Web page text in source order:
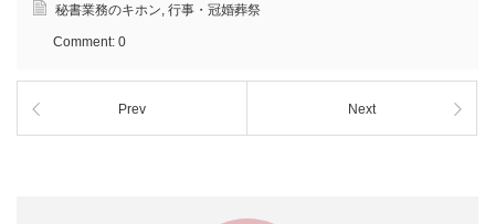
秘書業務のキホン 行事・冠婚葬祭
Comment: 0
Prev Next